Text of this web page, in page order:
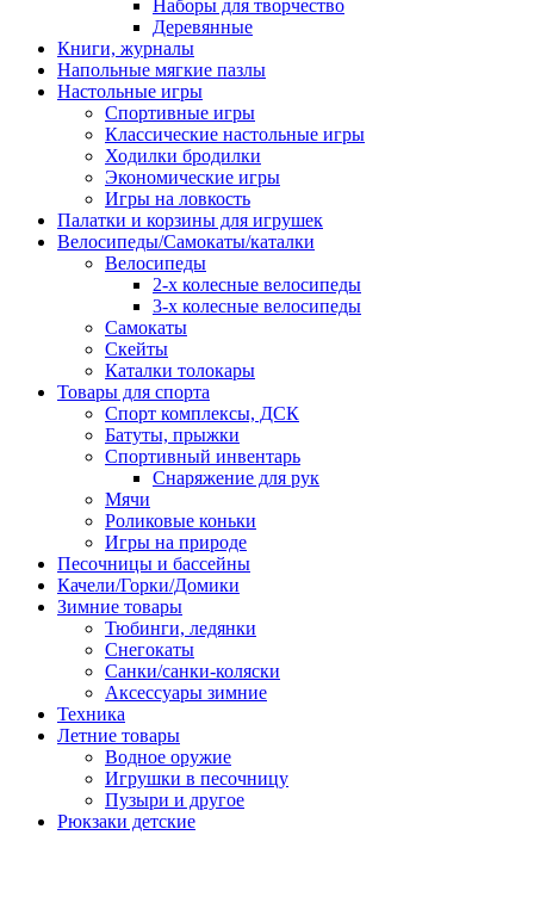
Наборы для творчество
Деревянные
Книги, журналы
Напольные мягкие пазлы
Настольные игры
Спортивные игры
Классические настольные игры
Ходилки бродилки
Экономические игры
Игры на ловкость
Палатки и корзины для игрушек
Велосипеды/Самокаты/каталки
Велосипеды
2-х колесные велосипеды
3-х колесные велосипеды
Самокаты
Скейты
Каталки толокары
Товары для спорта
Спорт комплексы, ДСК
Батуты, прыжки
Спортивный инвентарь
Снаряжение для рук
Мячи
Роликовые коньки
Игры на природе
Песочницы и бассейны
Качели/Горки/Домики
Зимние товары
Тюбинги, ледянки
Снегокаты
Санки/санки-коляски
Аксессуары зимние
Техника
Летние товары
Водное оружие
Игрушки в песочницу
Пузыри и другое
Рюкзаки детские